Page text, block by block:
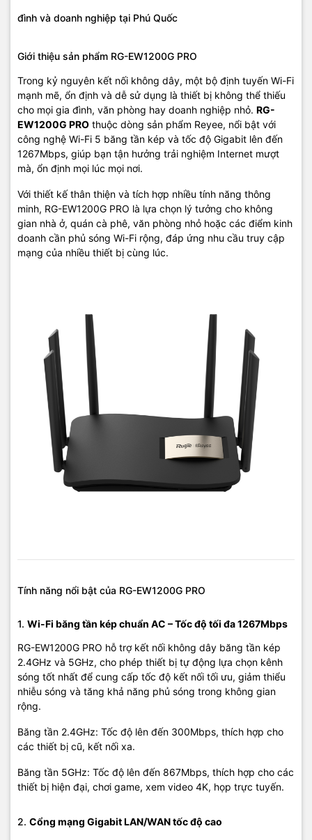
đình và doanh nghiệp tại Phú Quốc
Giới thiệu sản phẩm RG-EW1200G PRO
Trong kỷ nguyên kết nối không dây, một bộ định tuyến Wi-Fi
mạnh mẽ, ổn định và dễ sử dụng là thiết bị không thể thiếu
cho mọi gia đình, văn phòng hay doanh nghiệp nhỏ. RG-
EW1200G PRO thuộc dòng sản phẩm Reyee, nổi bật với
công nghệ Wi-Fi 5 băng tần kép và tốc độ Gigabit lên đến
1267Mbps, giúp bạn tận hưởng trải nghiệm Internet mượt
mà, ổn định mọi lúc mọi nơi.
Với thiết kế thân thiện và tích hợp nhiều tính năng thông
minh, RG-EW1200G PRO là lựa chọn lý tưởng cho không
gian nhà ở, quán cà phê, văn phòng nhỏ hoặc các điểm kinh
doanh cần phủ sóng Wi-Fi rộng, đáp ứng nhu cầu truy cập
mạng của nhiều thiết bị cùng lúc.
Tính năng nổi bật của RG-EW1200G PRO
1. Wi-Fi băng tần kép chuẩn AC – Tốc độ tối đa 1267Mbps
RG-EW1200G PRO hỗ trợ kết nối không dây băng tần kép
2.4GHz và 5GHz, cho phép thiết bị tự động lựa chọn kênh
sóng tốt nhất để cung cấp tốc độ kết nối tối ưu, giảm thiểu
nhiễu sóng và tăng khả năng phủ sóng trong không gian
rộng.
Băng tần 2.4GHz: Tốc độ lên đến 300Mbps, thích hợp cho
các thiết bị cũ, kết nối xa.
Băng tần 5GHz: Tốc độ lên đến 867Mbps, thích hợp cho các
thiết bị hiện đại, chơi game, xem video 4K, họp trực tuyến.
2. Cổng mạng Gigabit LAN/WAN tốc độ cao
Gia đình thông minh:Phục vụ nhu cầu học tập, giải trí, làm việc
Văn phòng nhỏ và doanh nghiệp:Đáp ứng số lượng lớn thiết bị
Quán cà phê, nhà hàng: Tạo vùng phủ sóng Wi-Fi rộng rãi, giúp
khách hàng truy cập Internet nhanh chóng và ổn định.
Cửa hàng bán lẻ, trung tâm thương mại:Hỗ trợ kết nối cho các
thiết bị thanh toán, camera và thiết bị quản lý khác.
kép chất lượng cao với giá hợp lý, hãy đến với Vi Tính Hải Đăng –
Địa chỉ:05 Hoàng Văn Thụ, Kp5, Phường Dương Đông, Phú
Quốc
Hotline: 0939 979 502 – 0908 249 891
Email:
vitinhhaidang.com@gmail.com
Fanpage: facebook.com/maytinhphuquoc.vn
Chuẩn Wi-Fi IEEE 802.11ac/n/a/g/b
Băng tần 2.4GHz & 5GHz (băng tần kép)